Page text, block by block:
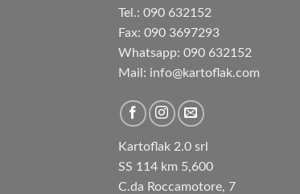
Tel.: 090 632152
Fax: 090 3697293‬
Whatsapp: 090 632152
Mail: info@kartoflak.com
Kartoflak 2.0 srl
SS 114 km 5,600
C.da Roccamotore, 7